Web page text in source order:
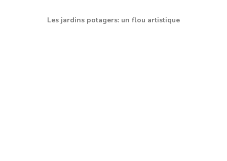
Les jardins potagers: un flou artistique